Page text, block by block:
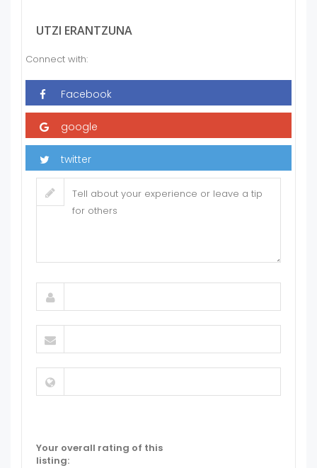
UTZI ERANTZUNA
Connect with:
Your overall rating of this
listing: